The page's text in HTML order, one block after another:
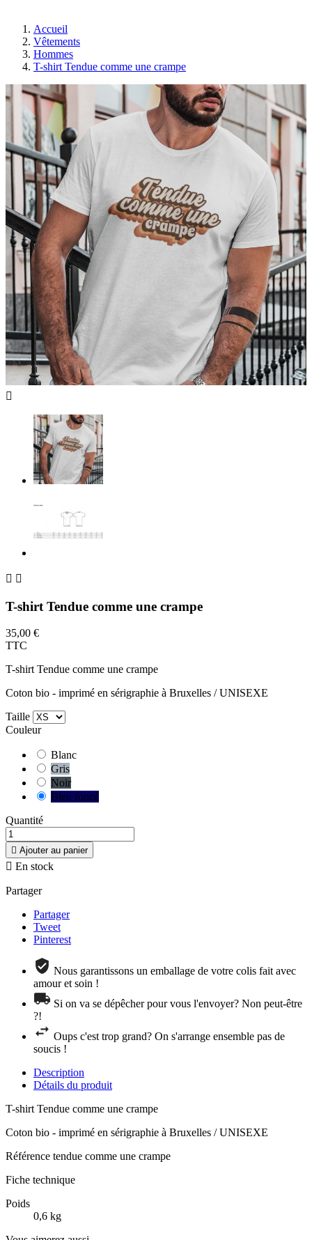
Accueil
Vêtements
Hommes
T-shirt Tendue comme une crampe

 
T-shirt Tendue comme une crampe
35,00 €
TTC
T-shirt Tendue comme une crampe
Coton bio - imprimé en sérigraphie à Bruxelles / UNISEXE
Taille
Couleur
Blanc
Gris
Noir
Bleu foncé
Quantité
 Ajouter au panier
 En stock
Partager
Partager
Tweet
Pinterest
Nous garantissons un emballage de votre colis fait avec
amour et soin !
Si on va se dépêcher pour vous l'envoyer? Non peut-être
?!
Oups c'est trop grand? On s'arrange ensemble pas de
soucis !
Description
Détails du produit
T-shirt Tendue comme une crampe
Coton bio - imprimé en sérigraphie à Bruxelles / UNISEXE
Référence tendue comme une crampe
Fiche technique
Poids
0,6 kg